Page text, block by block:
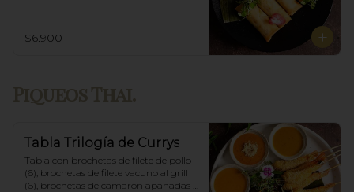
$6.900
Tabla Trilogía de Currys
Tabla con brochetas de filete de pollo
(6), brochetas de filete vacuno al grill
(6), brochetas de camarón apanadas